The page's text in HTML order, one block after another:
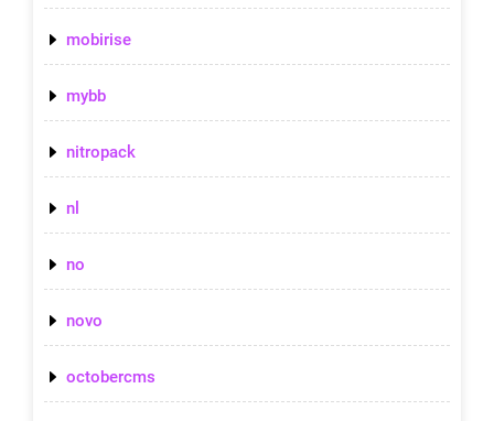
mobirise
mybb
nitropack
nl
no
novo
octobercms